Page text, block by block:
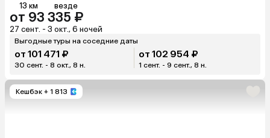
13 км везде
от 93 335 ₽
27 сент. - 3 окт., 6 ночей
Выгодные туры на соседние даты
от 101 471 ₽
30 сент. - 8 окт., 8 н.
от 102 954 ₽
1 сент. - 9 сент., 8 н.
Кешбэк + 1 813